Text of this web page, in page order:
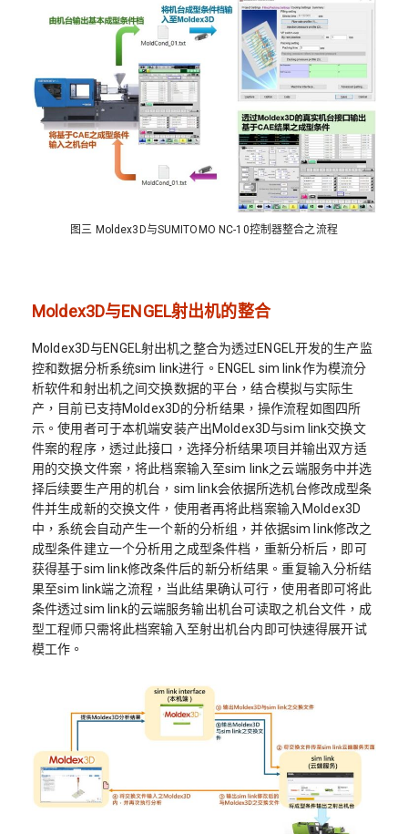
图三 Moldex3D与SUMITOMO NC-10控制器整合之流程
Moldex3D与ENGEL射出机的整合
Moldex3D与ENGEL射出机之整合为透过ENGEL开发的生产监
控和数据分析系统sim link进行。ENGEL sim link作为模流分
析软件和射出机之间交换数据的平台，结合模拟与实际生
产，目前已支持Moldex3D的分析结果，操作流程如图四所
示。使用者可于本机端安装产出Moldex3D与sim link交换文
件案的程序，透过此接口，选择分析结果项目并输出双方适
用的交换文件案，将此档案输入至sim link之云端服务中并选
择后续要生产用的机台，sim link会依据所选机台修改成型条
件并生成新的交换文件，使用者再将此档案输入Moldex3D
中，系统会自动产生一个新的分析组，并依据sim link修改之
成型条件建立一个分析用之成型条件档，重新分析后，即可
获得基于sim link修改条件后的新分析结果。重复输入分析结
果至sim link端之流程，当此结果确认可行，使用者即可将此
条件透过sim link的云端服务输出机台可读取之机台文件，成
型工程师只需将此档案输入至射出机台内即可快速得展开试
模工作。